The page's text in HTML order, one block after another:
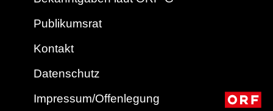
Publikumsrat
Kontakt
Datenschutz
Impressum/Offenlegung